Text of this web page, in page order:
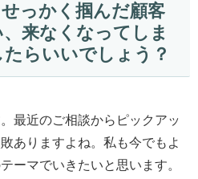
っかく掴んだ顧客
来なくなってしま
らいいでしょう？
最近のご相談からピックアッ
ありますよね。私も今でもよ
ーマでいきたいと思います。